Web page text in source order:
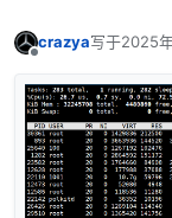
crazya写于2025
最后由 编辑